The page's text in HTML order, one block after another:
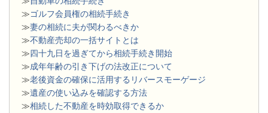
≫ゴルフ会員権の相続手続き
≫妻の相続に夫が関わるべきか
≫不動産売却の一括サイトとは
≫四十九日を過ぎてから相続手続き開始
≫成年年齢の引き下げの法改正について
≫老後資金の確保に活用するリバースモーゲージ
≫遺産の使い込みを確認する方法
≫相続した不動産を時効取得できるか